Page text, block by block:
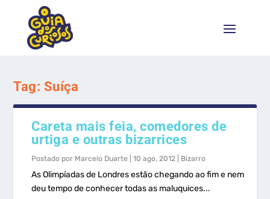
Tag: Suíça
Careta mais feia, comedores de
urtiga e outras bizarrices
Postado por Marcelo Duarte |10 ago, 2012 Bizarro
As Olimpíadas de Londres estão chegando ao fim e nem
deu tempo de conhecer todas as maluquices...